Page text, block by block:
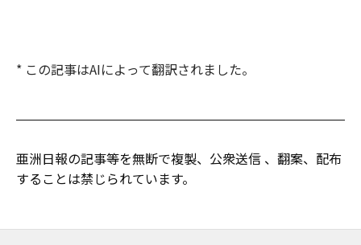
* この記事はAIによって翻訳されました。
亜洲日報の記事等を無断で複製、公衆送信 、翻案、配布
することは禁じられています。